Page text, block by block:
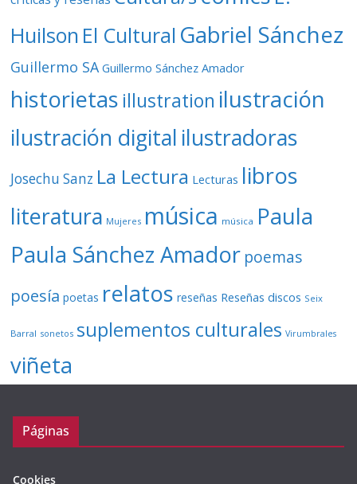
Huilson El Cultural Gabriel Sánchez
Guillermo SA Guillermo Sánchez Amador
historietas illustration ilustración
ilustración digital ilustradoras
Josechu Sanz La Lectura Lecturas libros
literatura Mujeres música música Paula
Paula Sánchez Amador poemas
poesía poetas relatos reseñas Reseñas discos Seix
Barral sonetos suplementos culturales Virumbrales
viñeta
Páginas
Cookies